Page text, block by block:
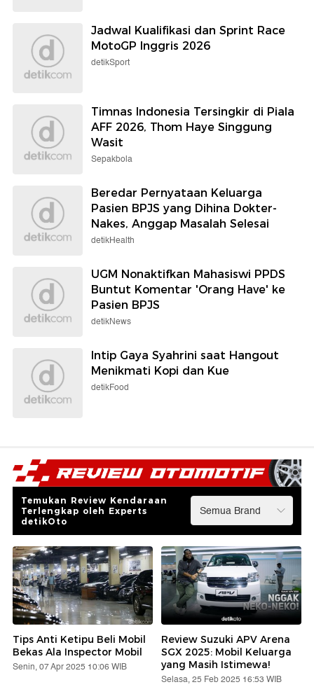
Jadwal Kualifikasi dan Sprint Race
MotoGP Inggris 2026
detikSport
Timnas Indonesia Tersingkir di Piala
AFF 2026, Thom Haye Singgung
Wasit
Sepakbola
Beredar Pernyataan Keluarga
Pasien BPJS yang Dihina Dokter-
Nakes, Anggap Masalah Selesai
detikHealth
UGM Nonaktifkan Mahasiswi PPDS
Buntut Komentar 'Orang Have' ke
Pasien BPJS
detikNews
Intip Gaya Syahrini saat Hangout
Menikmati Kopi dan Kue
detikFood
Temukan Review Kendaraan
Terlengkap oleh Experts
detikOto
Tips Anti Ketipu Beli Mobil
Bekas Ala Inspector Mobil
Senin, 07 Apr 2025 10:06 WIB
Review Suzuki APV Arena
SGX 2025: Mobil Keluarga
yang Masih Istimewa!
Selasa, 25 Feb 2025 16:53 WIB